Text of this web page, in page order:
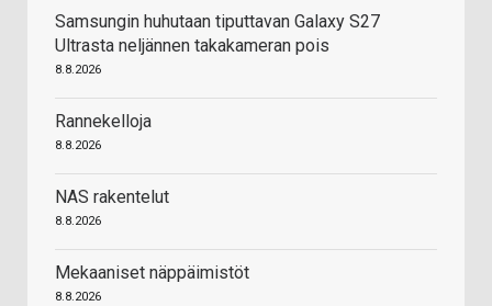
Samsungin huhutaan tiputtavan Galaxy S27
Ultrasta neljännen takakameran pois
8.8.2026
Rannekelloja
8.8.2026
NAS rakentelut
8.8.2026
Mekaaniset näppäimistöt
8.8.2026